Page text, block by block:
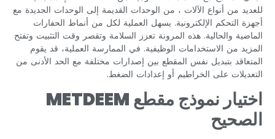
للعديد من أنواع الآلات ، من الوحدات القديمة إلى الوحدات الجديدة مع
أجهزة التحكم الإلكترونية. يسهل العملية لكل من أنماط الحفارات
الماضية والحالية. هذه المرونة تعزز السلامة وتقصر وقت التثبيت وتفتح
المزيد من الاستخدامات الوظيفية. في الممارسة العملية، قد يقوم
المتعاقد بتبديل نفس المقطع بين إصدارات مختلفة مع الحد الأدنى من
التعديلات على الخراطيم أو إعدادات الضغط.
اختيار نموذج مقطع METDEEM
الصحيح